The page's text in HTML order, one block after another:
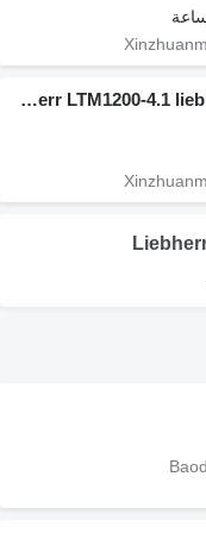
Liebherr LTM1200-4.1 liebherr crane 200Ton